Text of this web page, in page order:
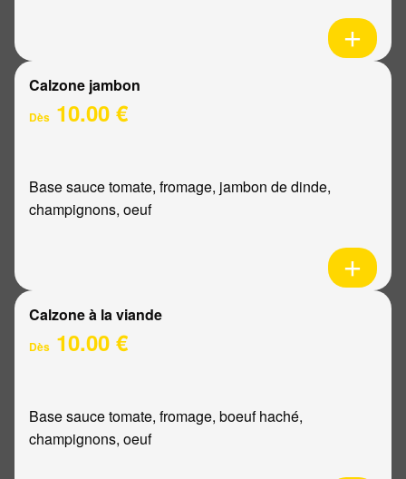
Calzone jambon
Dès 10.00 €
Base sauce tomate, fromage, jambon de dinde,
champignons, oeuf
Calzone à la viande
Dès 10.00 €
Base sauce tomate, fromage, boeuf haché,
champignons, oeuf